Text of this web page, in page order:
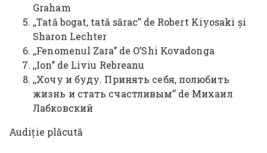
Graham
,,Tată bogat, tată sărac’’ de Robert Kiyosaki și
Sharon Lechter
,,Fenomenul Zara’’ de O’Shi Kovadonga
,,Ion’’ de Liviu Rebreanu
,,Хочу и буду. Принять себя, полюбить
жизнь и стать счастливым’’ de Михаил
Лабковский
Audiție plăcută